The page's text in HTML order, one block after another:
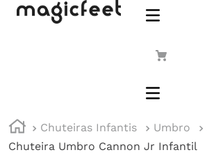
Chuteiras Infantis Umbro
Chuteira Umbro Cannon Jr Infantil